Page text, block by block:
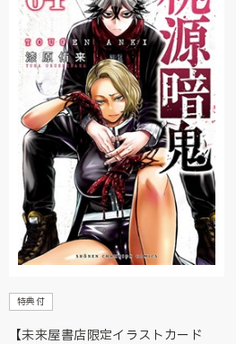
特典付
【未来屋書店限定イラストカード